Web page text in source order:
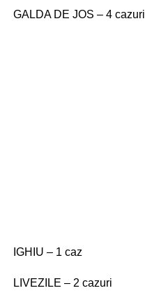
GALDA DE JOS – 4 cazuri
IGHIU – 1 caz
LIVEZILE – 2 cazuri